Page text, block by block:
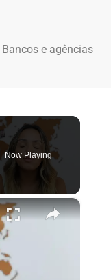
e agências
Now Playing
×